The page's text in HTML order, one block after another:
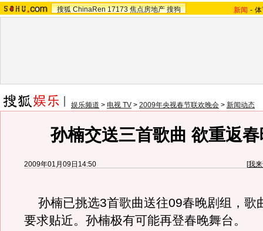
搜狐 ChinaRen 17173 焦点房地产 搜狗 新闻 -
娱乐频道 > 电视 TV > 2009年央视春节联欢晚会 > 新闻动态
孙楠交送三首歌曲 欲重返
2009年01月09日14:50 [我
孙楠已挑选3首歌曲送往09春晚剧组，歌
要求贴近。孙楠极有可能再登春晚舞台。